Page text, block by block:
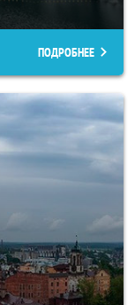
ПОДРОБНЕЕ